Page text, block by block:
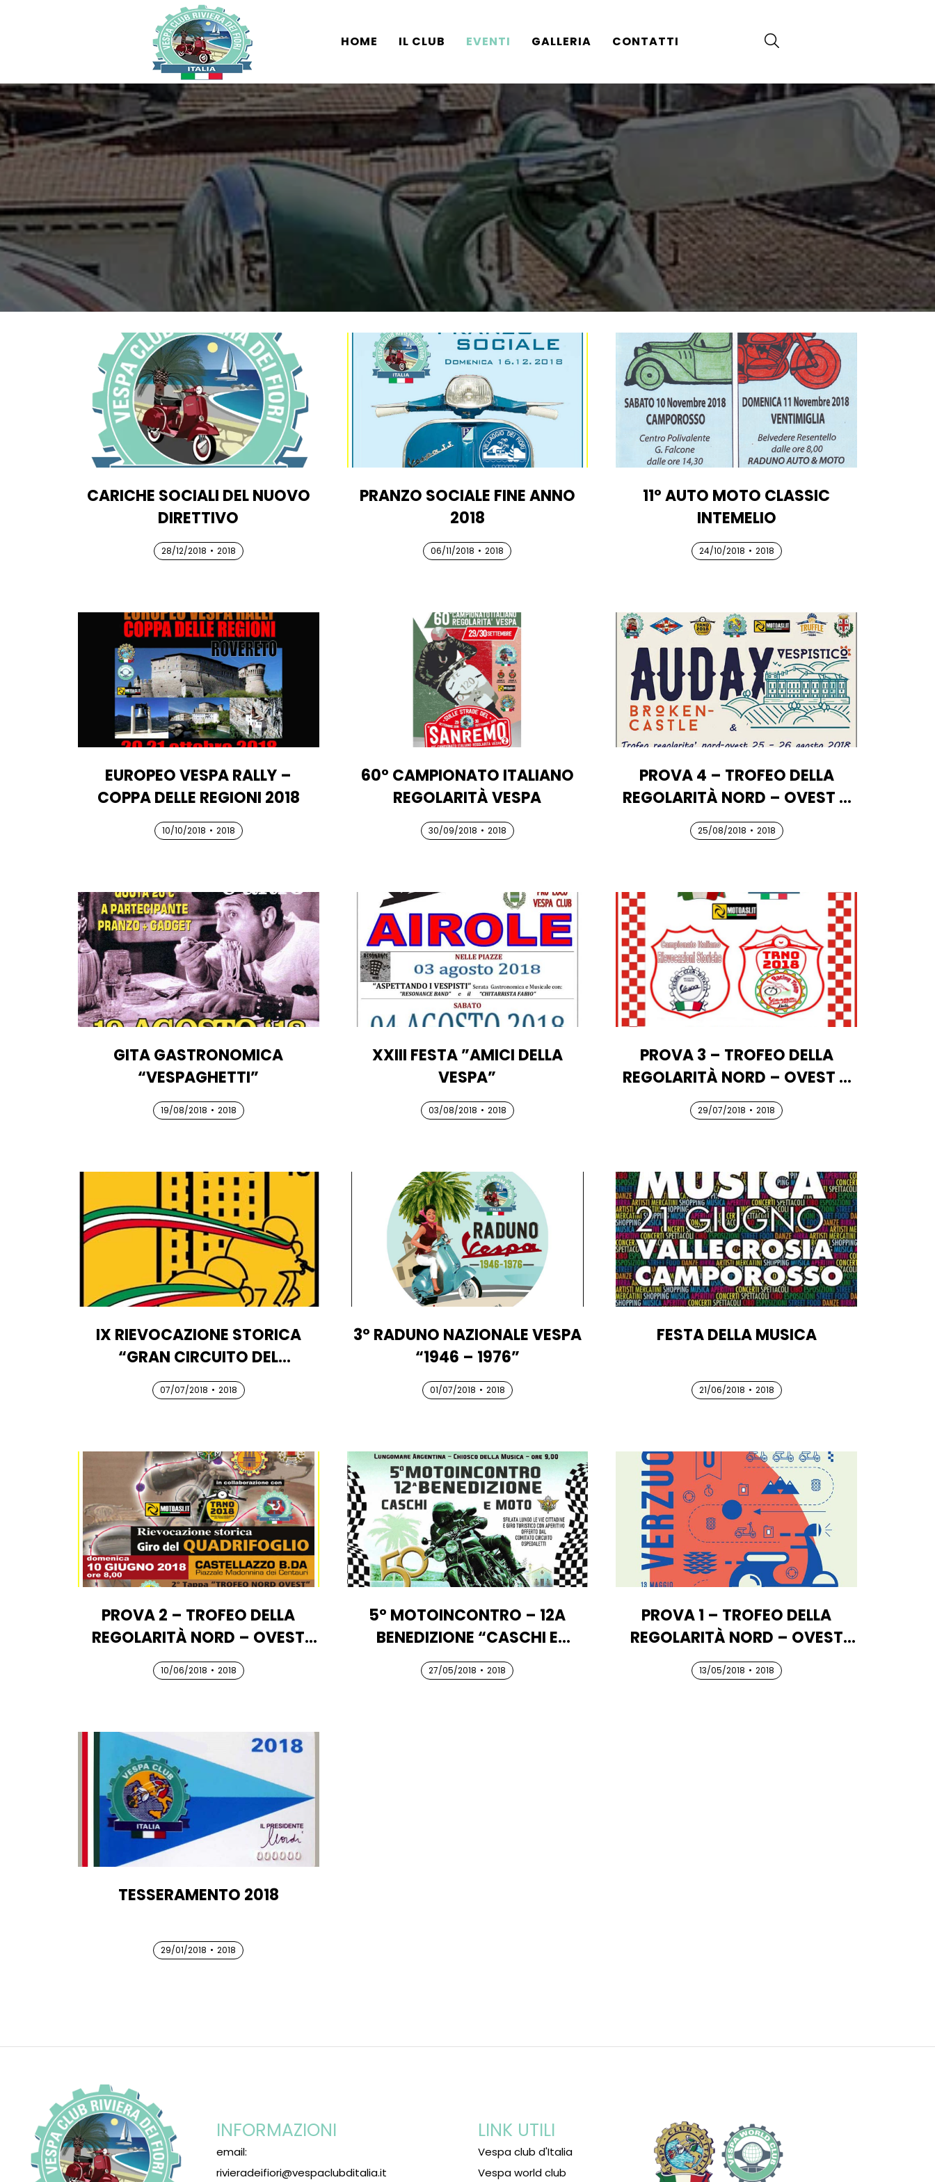
HOME IL CLUB EVENTI GALLERIA CONTATTI
CARICHE SOCIALI DEL NUOVO
DIRETTIVO
28/12/2018 • 2018
28/12/2018
PRANZO SOCIALE FINE ANNO
2018
06/11/2018 • 2018
06/11/2018
11° AUTO MOTO CLASSIC
INTEMELIO
24/10/2018 • 2018
24/10/2018
EUROPEO VESPA RALLY –
COPPA DELLE REGIONI 2018
10/10/2018 • 2018
10/10/2018
60° CAMPIONATO ITALIANO
REGOLARITÀ VESPA
30/09/2018 • 2018
30/09/2018
PROVA 4 – TROFEO DELLA
REGOLARITÀ NORD – OVEST –
AUDAX “BROKEN CASTLE –
DALLE LANGHE AL MARE”
25/08/2018 • 2018
25/08/2018
GITA GASTRONOMICA
“VESPAGHETTI”
19/08/2018 • 2018
19/08/2018
XXIII FESTA ”AMICI DELLA
VESPA”
03/08/2018 • 2018
03/08/2018
PROVA 3 – TROFEO DELLA
REGOLARITÀ NORD – OVEST –
“2° CIRCUITO COLLI ASTIGIANI”
29/07/2018 • 2018
29/07/2018
IX RIEVOCAZIONE STORICA
“GRAN CIRCUITO DEL
SESTRIERE”
07/07/2018 • 2018
07/07/2018
3° RADUNO NAZIONALE VESPA
“1946 – 1976”
01/07/2018 • 2018
01/07/2018
FESTA DELLA MUSICA
21/06/2018 • 2018
21/06/2018
PROVA 2 – TROFEO DELLA
REGOLARITÀ NORD – OVEST
2018
10/06/2018 • 2018
10/06/2018
5° MOTOINCONTRO – 12A
BENEDIZIONE “CASCHI E
MOTO”
27/05/2018 • 2018
27/05/2018
PROVA 1 – TROFEO DELLA
REGOLARITÀ NORD – OVEST
2018
13/05/2018 • 2018
13/05/2018
TESSERAMENTO 2018
29/01/2018 • 2018
29/01/2018
INFORMAZIONI
email:
rivieradeifiori@vespaclubditalia.it
LINK UTILI
Vespa club d'Italia
Vespa world club